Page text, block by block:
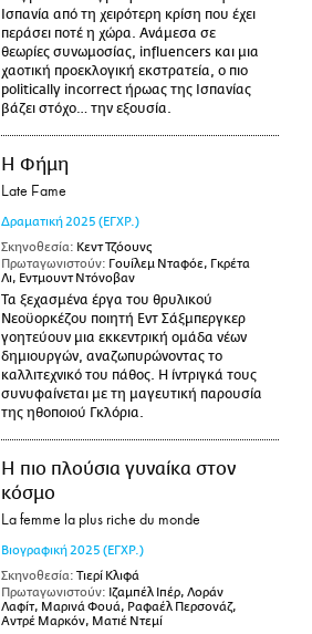
Ισπανία από τη χειρότερη κρίση που έχει
περάσει ποτέ η χώρα. Ανάμεσα σε
θεωρίες συνωμοσίας, influencers και μια
χαοτική προεκλογική εκστρατεία, ο πιο
politically incorrect ήρωας της Ισπανίας
βάζει στόχο… την εξουσία.
Η Φήμη
Late Fame
Δραματική 2025 (ΕΓΧΡ.)
Σκηνοθεσία: Κεντ Τζόουνς
Πρωταγωνιστούν: Γουίλεμ Νταφόε, Γκρέτα
Λι, Εντμουντ Ντόνοβαν
Τα ξεχασμένα έργα του θρυλικού
Νεοϋορκέζου ποιητή Εντ Σάξμπεργκερ
γοητεύουν μια εκκεντρική ομάδα νέων
δημιουργών, αναζωπυρώνοντας το
καλλιτεχνικό του πάθος. Η ίντριγκά τους
συνυφαίνεται με τη μαγευτική παρουσία
της ηθοποιού Γκλόρια.
Η πιο πλούσια γυναίκα στον
κόσμο
La femme la plus riche du monde
Βιογραφική 2025 (ΕΓΧΡ.)
Σκηνοθεσία: Τιερί Κλιφά
Πρωταγωνιστούν: Ιζαμπέλ Ιπέρ, Λοράν
Λαφίτ, Μαρινά Φουά, Ραφαέλ Περσονάζ,
Αντρέ Μαρκόν, Ματιέ Ντεμί